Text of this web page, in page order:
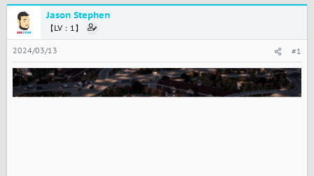
Jason Stephen
【LV：1】
2024/03/13 #1